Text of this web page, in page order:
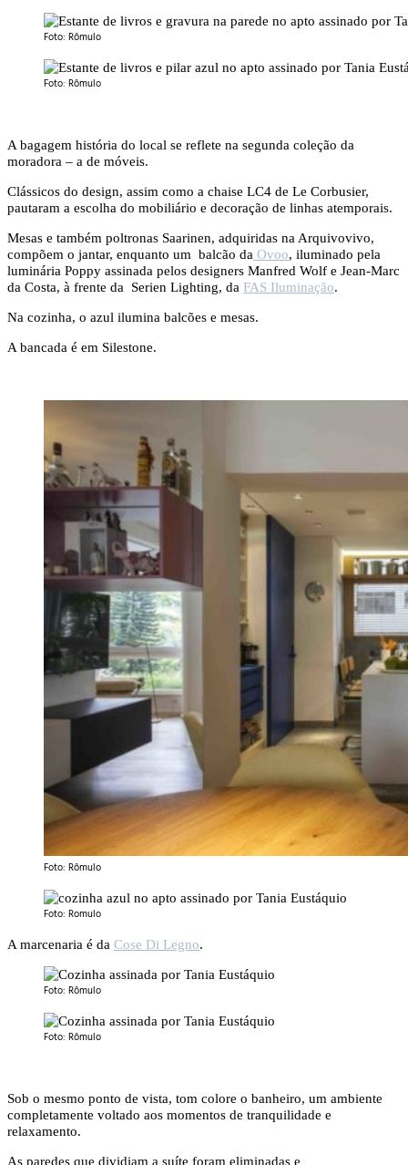
Foto: Rômulo
Foto: Rômulo
A bagagem história do local se reflete na segunda coleção da
moradora – a de móveis.
Clássicos do design, assim como a chaise LC4 de Le Corbusier,
pautaram a escolha do mobiliário e decoração de linhas atemporais.
Mesas e também poltronas Saarinen, adquiridas na Arquivovivo,
compõem o jantar, enquanto um balcão da Ovoo, iluminado pela
luminária Poppy assinada pelos designers Manfred Wolf e Jean-Marc
da Costa, à frente da Serien Lighting, da FAS Iluminação.
Na cozinha, o azul ilumina balcões e mesas.
A bancada é em Silestone.
Foto: Rômulo
Foto: Romulo
A marcenaria é da Cose Di Legno.
Foto: Rômulo
Foto: Rômulo
Sob o mesmo ponto de vista, tom colore o banheiro, um ambiente
completamente voltado aos momentos de tranquilidade e
relaxamento.
As paredes que dividiam a suíte foram eliminadas e